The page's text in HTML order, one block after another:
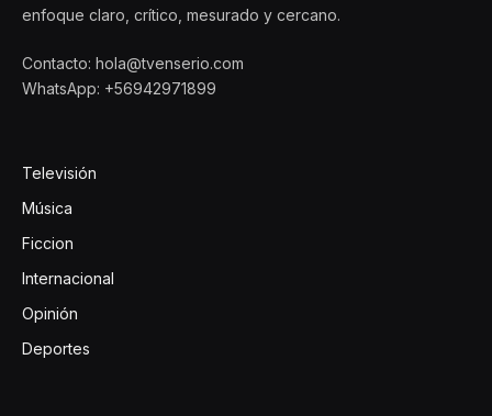
enfoque claro, crítico, mesurado y cercano.
Contacto: hola@tvenserio.com
WhatsApp: +56942971899
Televisión
Música
Ficcion
Internacional
Opinión
Deportes